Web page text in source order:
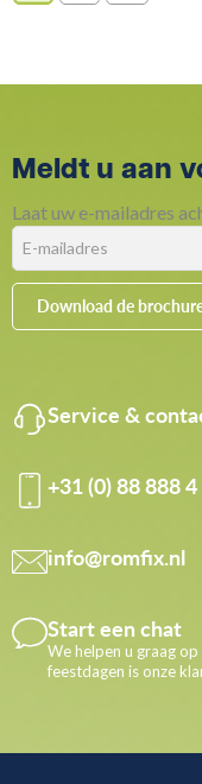
Meldt u aan
Laat uw e-mailadres
Download de
Service &
+31 (0) 88 888
info@romfix.nl
Start een chat
We helpen u graag
feestdagen is onze